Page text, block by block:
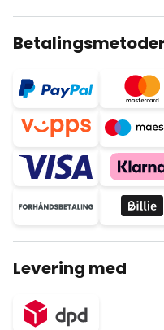
Betalingsmetoder
Levering med